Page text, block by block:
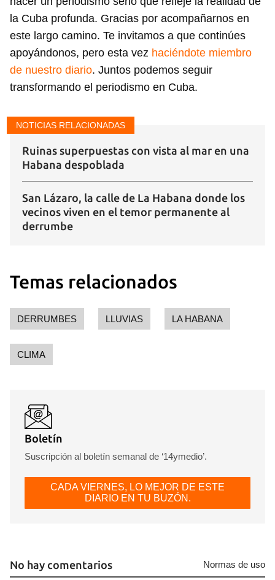
Para poder guardar como favorito, primero has de
iniciar sesión con tu cuenta de 14ymedio.
INICIAR SESIÓN CANCELAR
la Cuba profunda. Gracias por acompañarnos en
este largo camino. Te invitamos a que continúes
apoyándonos, pero esta vez haciéndote miembro
de nuestro diario. Juntos podemos seguir
transformando el periodismo en Cuba.
NOTICIAS RELACIONADAS
Ruinas superpuestas con vista al mar en una
Habana despoblada
San Lázaro, la calle de La Habana donde los
vecinos viven en el temor permanente al
derrumbe
Temas relacionados
DERRUMBES LLUVIAS LA HABANA
CLIMA
Boletín
Suscripción al boletín semanal de ‘14ymedio’.
CADA VIERNES, LO MEJOR DE ESTE
DIARIO EN TU BUZÓN.
No hay comentarios Normas de uso